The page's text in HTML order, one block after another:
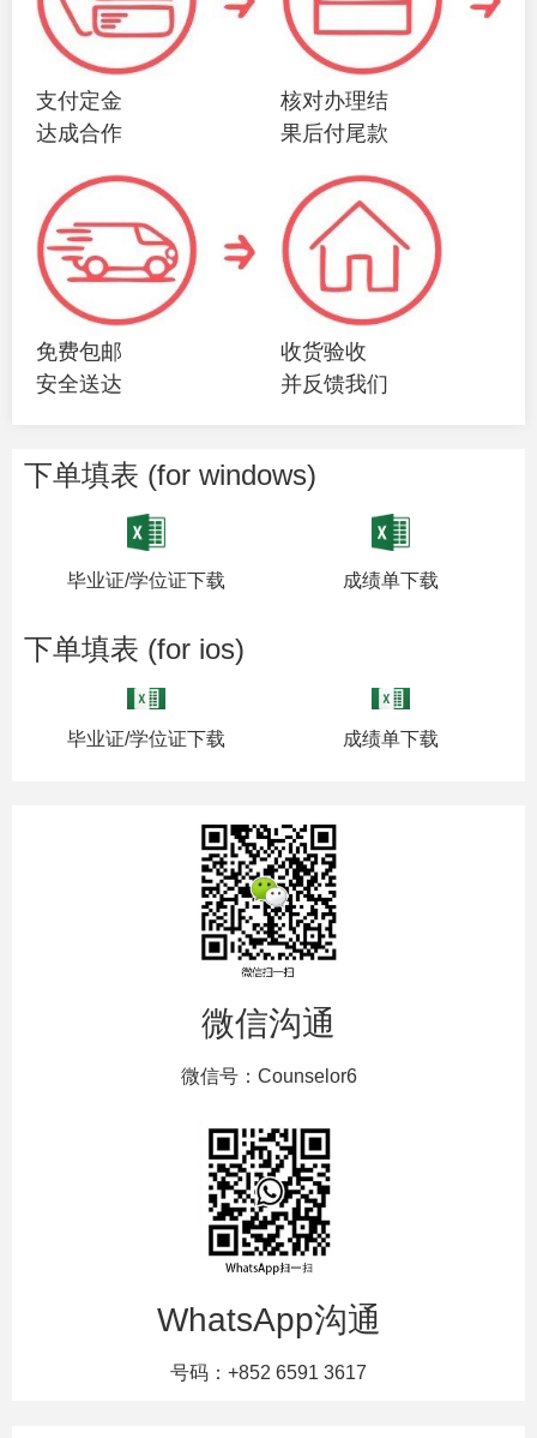
支付定金
达成合作
核对办理结
果后付尾款
免费包邮
安全送达
收货验收
并反馈我们
下单填表 (for windows)
毕业证/学位证下载 成绩单下载
下单填表 (for ios)
毕业证/学位证下载 成绩单下载
微信沟通
微信号：Counselor6
WhatsApp沟通
号码：+852 6591 3617